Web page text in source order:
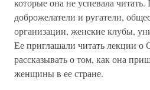
которые она не успевала
доброжелатели и ругатели,
организации, женские клубы,
Ее приглашали читать лекции о
рассказывать о том, как она
женщины в ее стране.